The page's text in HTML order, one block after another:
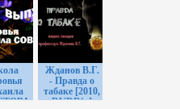
Жданов В.Г.
- Правда о
табаке [2010,
DVDRip]